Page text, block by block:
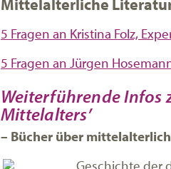
5 Fragen an Kristina Folz,
5 Fragen an Jürgen
Weiterführende Infos
Mittelalters’
– Bücher über
Geschichte der